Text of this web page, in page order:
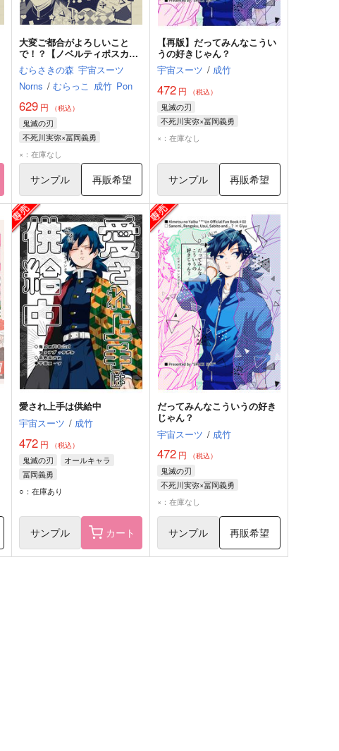
大変ご都合がよろしいこと
で！？【ノベルティポスカ付
き】
むらさきの森 宇宙スーツ
Norns / むらっこ 成竹 Pon
629 円 （税込）
鬼滅の刃
不死川実弥×冨岡義勇
不死川実弥
×：在庫なし
サンプル 再販希望
【再版】だってみんなこうい
うの好きじゃん？
宇宙スーツ / 成竹
472 円 （税込）
鬼滅の刃
不死川実弥×冨岡義勇
冨岡義勇
×：在庫なし
サンプル 再販希望
愛され上手は供給中
宇宙スーツ / 成竹
472 円 （税込）
鬼滅の刃
オールキャラ
冨岡義勇
○：在庫あり
サンプル カート
だってみんなこういうの好き
じゃん？
宇宙スーツ / 成竹
472 円 （税込）
鬼滅の刃
不死川実弥×冨岡義勇
冨岡義勇
×：在庫なし
サンプル 再販希望